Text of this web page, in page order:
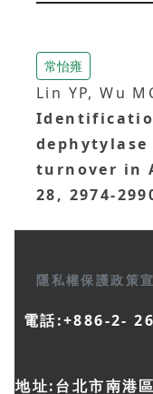
常怡雍
Lin YP, Wu
turnover in
28, 2974-
隱私權保護政策
電話:+886-2-
地址:台北市南港